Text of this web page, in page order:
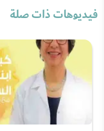
فيديوهات ذات صلة